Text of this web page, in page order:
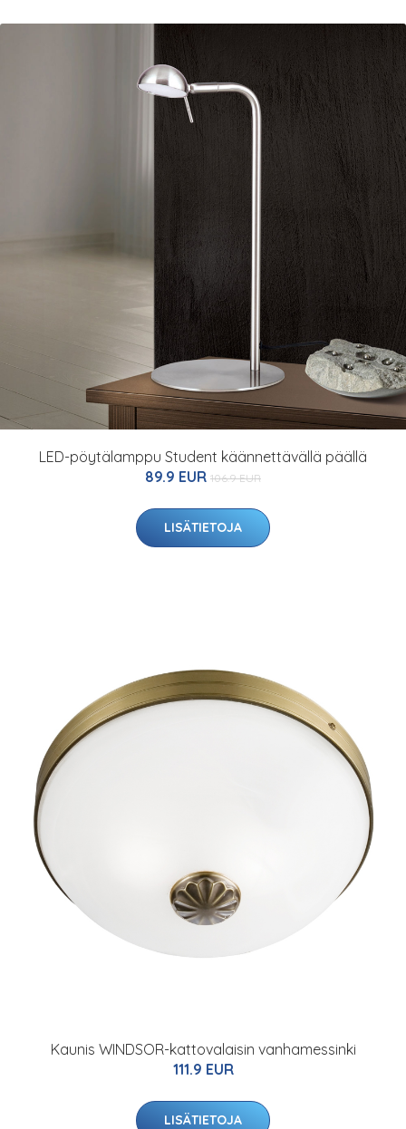
LED-pöytälamppu Student käännettävällä päällä
89.9 EUR 106.9 EUR
LISÄTIETOJA
Kaunis WINDSOR-kattovalaisin vanhamessinki
111.9 EUR
LISÄTIETOJA